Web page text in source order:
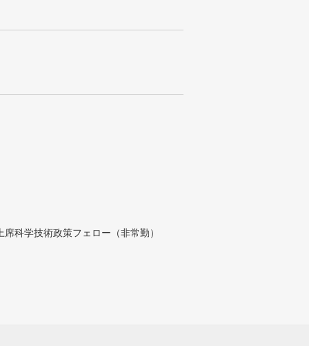
科学技術政策フェロー（非常勤）